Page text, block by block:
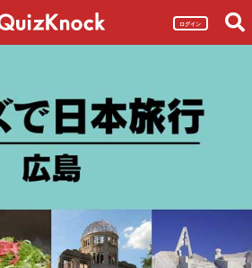
ログイン